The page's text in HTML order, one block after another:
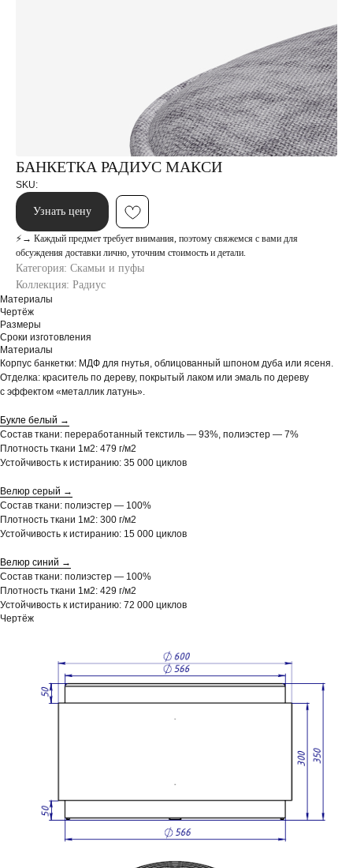
БАНКЕТКА РАДИУС МАКСИ
SKU:
Узнать цену
⚡→ Каждый предмет требует внимания, поэтому свяжемся с вами для
обсуждения доставки лично, уточним стоимость и детали.
Категория: Скамьи и пуфы
Коллекция: Радиус
Материалы
Чертёж
Размеры
Сроки изготовления
Материалы
Корпус банкетки: МДФ для гнутья, облицованный шпоном дуба или ясеня.
Отделка: краситель по дереву, покрытый лаком или эмаль по дереву
с эффектом «металлик латунь».
Букле белый →
Состав ткани: переработанный текстиль — 93%, полиэстер — 7%
Плотность ткани 1м2: 479 г/м2
Устойчивость к истиранию: 35 000 циклов
Велюр серый →
Состав ткани: полиэстер — 100%
Плотность ткани 1м2: 300 г/м2
Устойчивость к истиранию: 15 000 циклов
Велюр синий →
Состав ткани: полиэстер — 100%
Плотность ткани 1м2: 429 г/м2
Устойчивость к истиранию: 72 000 циклов
Чертёж
+7
ОТПРАВИТЬ
Нажимая на кнопку, вы даете согласие
на обработкуперсональных данныхи
соглашаетесь c политикой
Затрудняетесь с выбором?
Заполните форму, наш менеджер свяжется с вами
и поможет подобрать идеальное решение
КОЛЛЕКЦИИ
МЫ НА СВЯЗИ
+7 931 376 3424
HELLO@MBSTORE.SU
TG WA